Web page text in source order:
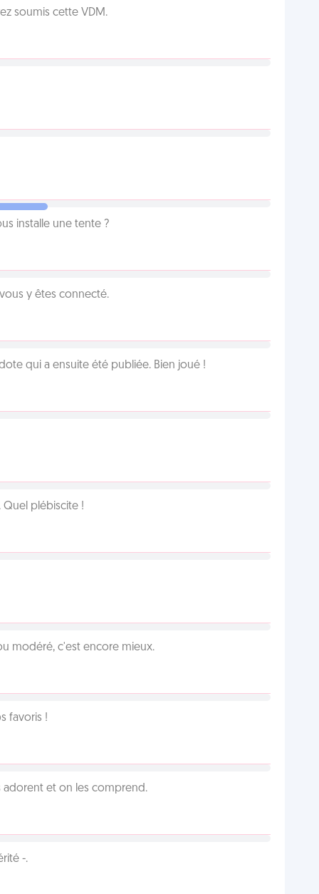
soumis cette VDM.
installe une tente ?
y êtes connecté.
qui a ensuite été publiée. Bien joué !
Quel plébiscite !
modéré, c'est encore mieux.
favoris !
adorent et on les comprend.
-.